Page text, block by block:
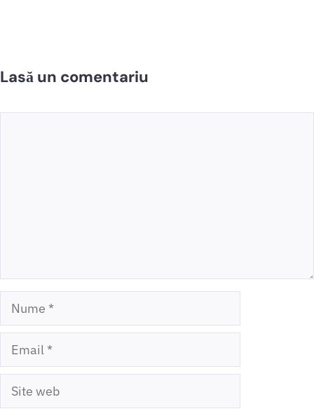
Lasă un comentariu
Nume
Email
Site